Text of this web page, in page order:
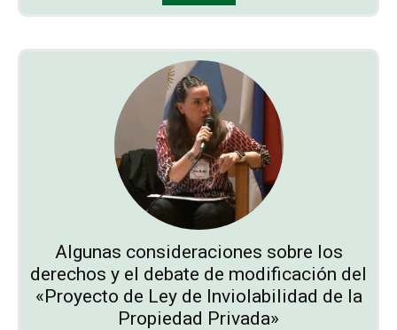
Algunas consideraciones sobre los
derechos y el debate de modificación del
«Proyecto de Ley de Inviolabilidad de la
Propiedad Privada»